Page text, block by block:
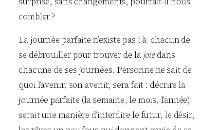
combler ?
La journée parfaite n’existe pas ; à chacun de
se débrouiller pour trouver de la joiedans
chacune de ses journées. Personne ne sait de
quoi l’avenir, son avenir, sera fait : décrire la
journée parfaite (la semaine, le mois, l’année)
serait une manière d’interdire le futur, le désir,